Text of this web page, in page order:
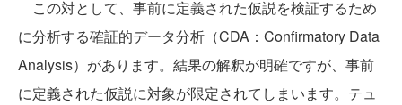
この対として、事前に定義された仮説を検証するため
に分析する確証的データ分析（CDA：Confirmatory Data
Analysis）があります。結果の解釈が明確ですが、事前
に定義された仮説に対象が限定されてしまいます。テュ